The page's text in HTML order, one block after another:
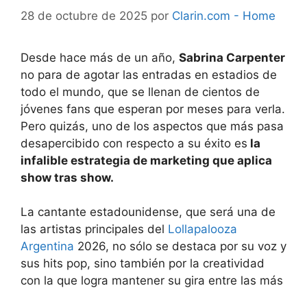
28 de octubre de 2025 por Clarin.com - Home
Desde hace más de un año, Sabrina Carpenter
no para de agotar las entradas en estadios de
todo el mundo, que se llenan de cientos de
jóvenes fans que esperan por meses para verla.
Pero quizás, uno de los aspectos que más pasa
desapercibido con respecto a su éxito es la
infalible estrategia de marketing que aplica
show tras show.
La cantante estadounidense, que será una de
las artistas principales del Lollapalooza
Argentina 2026, no sólo se destaca por su voz y
sus hits pop, sino también por la creatividad
con la que logra mantener su gira entre las más